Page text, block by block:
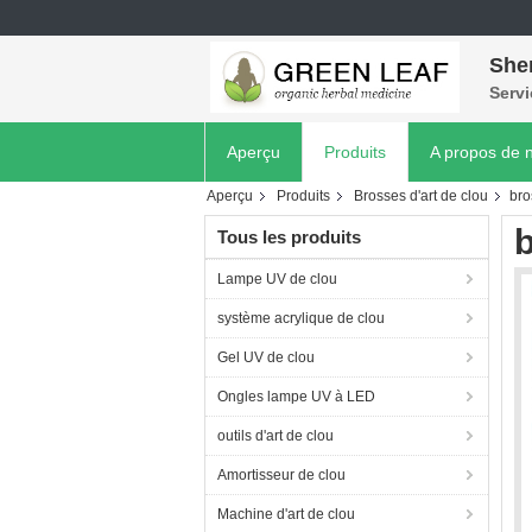
Aperçu Produits A propos de
Aperçu Produits Brosses d'art de clou
Tous les produits
Lampe UV de clou
système acrylique de clou
Gel UV de clou
Ongles lampe UV à LED
outils d'art de clou
Amortisseur de clou
Machine d'art de clou